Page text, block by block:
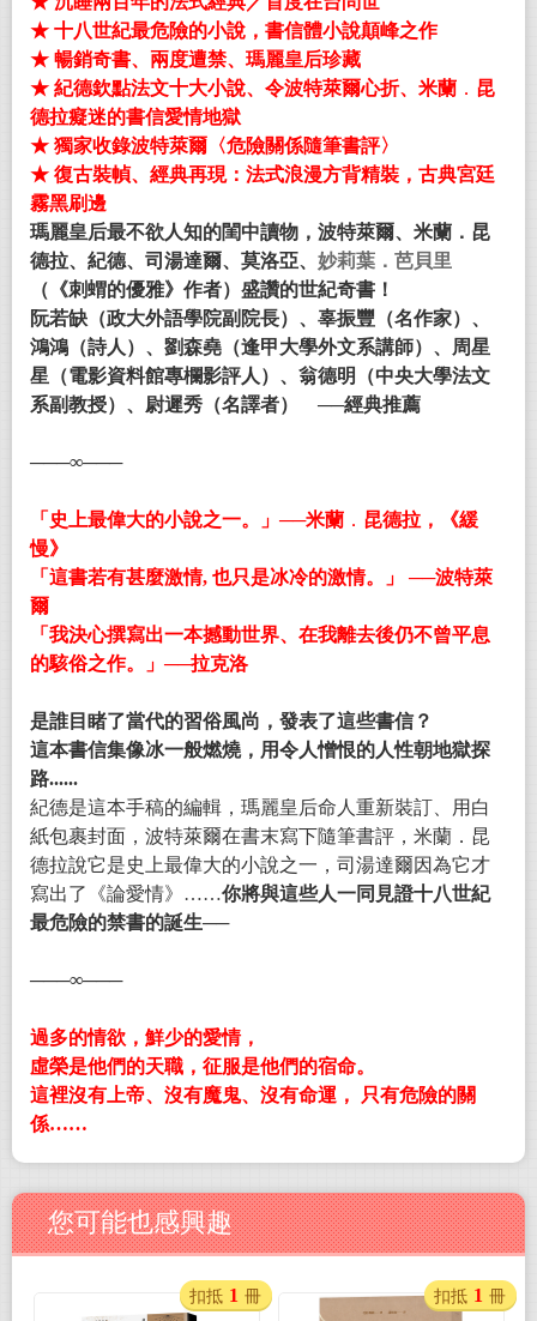
★ 十八世紀最危險的小說，書信體小說顛峰之作
★ 暢銷奇書、 兩度遭禁、瑪麗皇后珍藏
★ 紀德欽點法文十大小說、令波特萊爾心折、米蘭 ． 昆
德拉癡迷的書信愛情地獄
★ 獨家收錄波特萊爾〈危險關係隨筆書評〉
★ 復古裝幀、經典再現：法式浪漫方背精裝，古典宮廷
霧黑刷邊
瑪麗皇后最不欲人知的閨中讀物， 波特萊爾、米蘭．昆
德拉、紀德、司湯達爾、莫洛亞、 妙莉葉．芭貝里
（ 《刺蝟的優雅》 作者） 盛讚的世紀奇書！
阮若缺（政大外語學院副院長）、辜振豐（名作家）、
鴻鴻（詩人）、劉森堯（逢甲大學外文系講師）、周星
星（電影資料館專欄影評人）、翁德明（中央大學法文
系副教授）、尉遲秀（名譯者） ──經典推薦
───∞───
「史上最偉大的小說之一。」──米蘭 ． 昆德拉，《緩
慢》
「這書若有甚麼激情, 也只是冰冷的激情。」 ──波特萊
爾
「我決心撰寫出一本撼動世界、在我離去後仍不曾平息
的駭俗之作。」──拉克洛
是誰目睹了當代的習俗風尚 ， 發表了這些書信？
這本書信集像冰一般燃燒，用令人憎恨的人性朝地獄探
路......
紀德是這本手稿的編輯，瑪麗皇后命人重新裝訂、用白
紙包裹封面，波特萊爾在書末寫下隨筆書評，米蘭．昆
德拉說它是史上最偉大的小說之一，司湯達爾因為它才
寫出了《論愛情》……你將與這些人一同見證十八世紀
最危險的禁書的誕生──
───∞───
過多的情欲，鮮少的愛情，
虛榮是他們的天職，征服是他們的宿命。
這裡沒有上帝、沒有魔鬼、沒有命運，
只有危險的關
係……
您可能也感興趣
扣抵 1 冊 扣抵 1 冊